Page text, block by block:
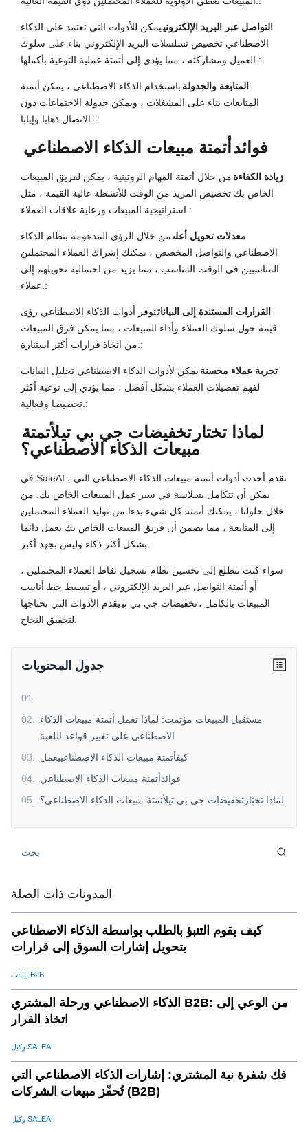
التواصل عبر البريد الإلكترونييمكن للأدوات التي تعتمد على الذكاء
الاصطناعي تخصيص تسلسلات البريد الإلكتروني بناء على سلوك
العميل ومشاركته ، مما يؤدي إلى أتمتة عملية التوعية بأكملها.:
المتابعة والجدولة باستخدام الذكاء الاصطناعي ، يمكن أتمتة
المتابعات بناء على المشغلات ، ويمكن جدولة الاجتماعات دون
الاتصال ذهابا وإيابا.:
فوائد أتمتة مبيعات الذكاء الاصطناعي
زيادة الكفاءة من خلال أتمتة المهام الروتينية ، يمكن لفريق المبيعات
الخاص بك تخصيص المزيد من الوقت للأنشطة عالية القيمة ، مثل
استراتيجية المبيعات ورعاية علاقات العملاء.:
معدلات تحويل أعلىمن خلال الرؤى المدعومة بنظام الذكاء
الاصطناعي والتواصل المخصص ، يمكنك إشراك العملاء المحتملين
المناسبين في الوقت المناسب ، مما يزيد من احتمالية تحويلهم إلى
عملاء.:
القرارات المستندة إلى البياناتتوفر أدوات الذكاء الاصطناعي رؤى
قيمة حول سلوك العملاء وأداء المبيعات ، مما يمكن فرق المبيعات
من اتخاذ قرارات أكثر استنارة.:
تجربة عملاء محسنة يمكن لأدوات الذكاء الاصطناعي تحليل البيانات
لفهم تفضيلات العملاء بشكل أفضل ، مما يؤدي إلى توعية أكثر
تخصيصا وفعالية.:
لماذا تختار تخفيضات جي بي تيلأتمتة
مبيعات الذكاء الاصطناعي؟
في SaleAI ، نقدم أحدث أدوات أتمتة مبيعات الذكاء الاصطناعي التي
يمكن أن تتكامل بسلاسة في سير عمل المبيعات الخاص بك. من
خلال حلولنا ، يمكنك أتمتة كل شيء بدءا من توليد العملاء المحتملين
إلى المتابعة ، مما يضمن أن فريق المبيعات الخاص بك يعمل دائما
بشكل أكثر ذكاء وليس بجهد أكبر.
سواء كنت تتطلع إلى تحسين نظام تسجيل نقاط العملاء المحتملين ،
أو أتمتة التواصل عبر البريد الإلكتروني ، أو تبسيط خط أنابيب
المبيعات بالكامل ،تخفيضات جي بي تييقدم الأدوات التي تحتاجها
لتحقيق النجاح.
جدول المحتويات
01
02
مستقبل المبيعات مؤتمت: لماذا تعمل أتمتة مبيعات الذكاء
الاصطناعي على تغيير قواعد اللعبة
03
كيفأتمتة مبيعات الذكاء الاصطناعييعمل
04
فوائدأتمتة مبيعات الذكاء الاصطناعي
05
لماذا تختارتخفيضات جي بي تيلأتمتة مبيعات الذكاء الاصطناعي؟
المدونات ذات الصلة
كيف يقوم التنبؤ بالطلب بواسطة الذكاء الاصطناعي
بتحويل إشارات السوق إلى قرارات
بيانات B2B
الذكاء الاصطناعي ورحلة المشتري B2B: من الوعي إلى
اتخاذ القرار
وكيل SALEAI
فك شفرة نية المشتري: إشارات الذكاء الاصطناعي التي
تُحفّز مبيعات الشركات (B2B)
وكيل SALEAI